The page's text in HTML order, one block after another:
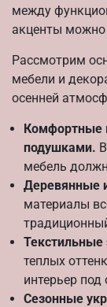
между
акценты
Рассмотрим
мебели и
осенней
Комфортные
подушками.
мебель
Деревянные
материалы
теплых
интерьер под
Сезонные